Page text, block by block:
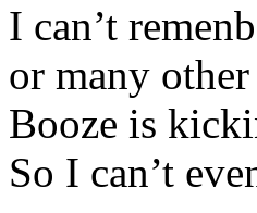
I can’t
or many
Booze is
So I can’t